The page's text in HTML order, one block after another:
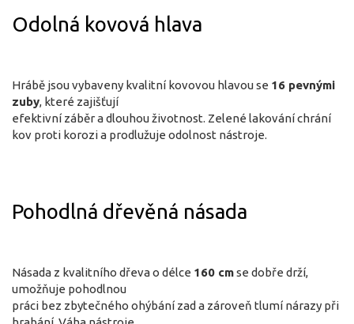
Odolná kovová hlava
Hrábě jsou vybaveny kvalitní kovovou hlavou se 16 pevnými
zuby, které zajišťují
efektivní záběr a dlouhou životnost. Zelené lakování chrání
kov proti korozi a prodlužuje odolnost nástroje.
Pohodlná dřevěná násada
Násada z kvalitního dřeva o délce 160 cmse dobře drží,
umožňuje pohodlnou
práci bez zbytečného ohýbání zad a zároveň tlumí nárazy při